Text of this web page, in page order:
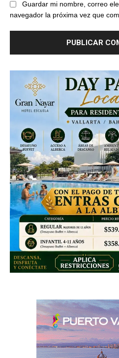
Guardar mi nombre, correo
navegador la próxima vez que